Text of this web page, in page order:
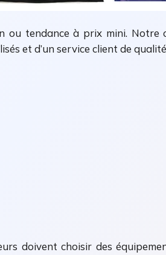
ou tendance à prix mini.
et d’un service client de
doivent choisir des